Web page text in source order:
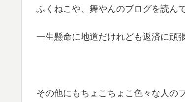
ふくねこや、舞やんのブログを読ん
一生懸命に地道だけれども返済に頑
その他にもちょこちょこ色々な人の